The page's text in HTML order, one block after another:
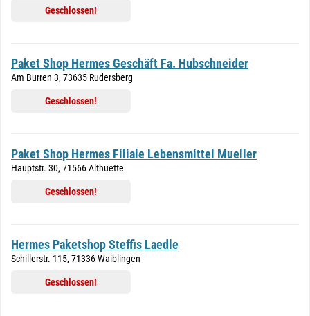
Geschlossen!
Paket Shop Hermes Geschäft Fa. Hubschneider
Am Burren 3, 73635 Rudersberg
Geschlossen!
Paket Shop Hermes Filiale Lebensmittel Mueller
Hauptstr. 30, 71566 Althuette
Geschlossen!
Hermes Paketshop Steffis Laedle
Schillerstr. 115, 71336 Waiblingen
Geschlossen!